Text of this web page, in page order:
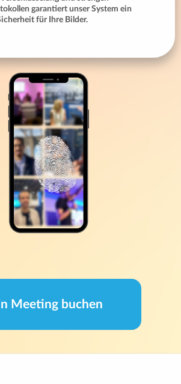
garantiert unser System ein
für Ihre Bilder.
Meeting buchen